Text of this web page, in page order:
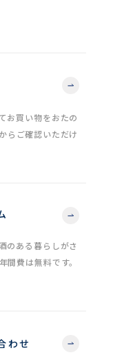
お買い物をおたの
らご確認いただけ
のある暮らしがさ
間費は無料です。
わせ